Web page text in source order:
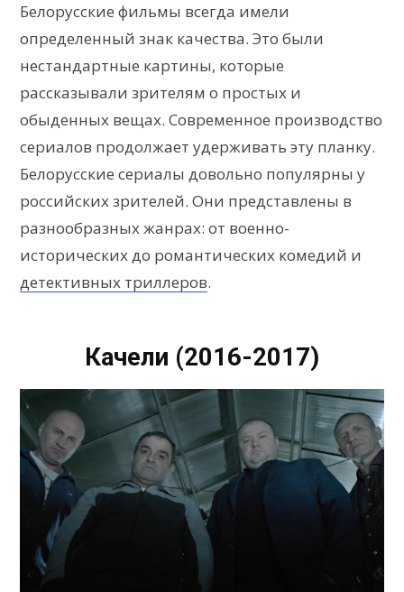
Белорусские фильмы всегда имели
определенный знак качества. Это были
нестандартные картины, которые
рассказывали зрителям о простых и
обыденных вещах. Современное производство
сериалов продолжает удерживать эту планку.
Белорусские сериалы довольно популярны у
российских зрителей. Они представлены в
разнообразных жанрах: от военно-
исторических до романтических комедий и
детективных триллеров.
Качели (2016-2017)